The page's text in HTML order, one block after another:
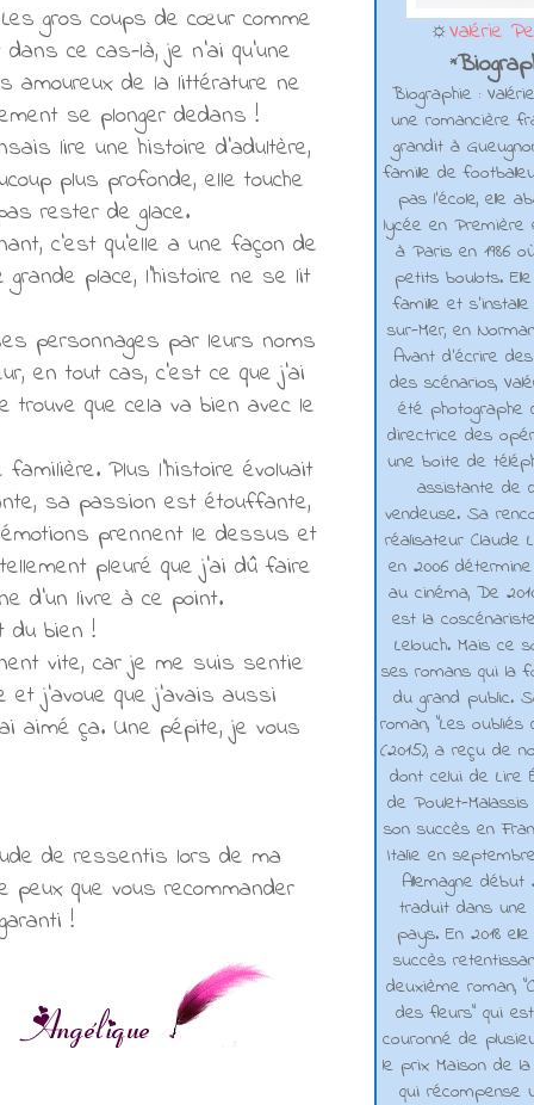
gros coups de cœur comme
ce cas-là, je n'ai qu'une
amoureux de la littérature ne
se plonger dedans !
lire une histoire d'adultère,
plus profonde, elle touche
rester de glace.
c'est qu'elle a une façon de
place, l'histoire ne se lit
personnages par leurs noms
en tout cas, c'est ce que j'ai
que cela va bien avec le
Plus l'histoire évoluait
sa passion est étouffante,
prennent le dessus et
pleuré que j'ai dû faire
d'un livre à ce point.
du bien !
vite, car je me suis sentie
et j'avoue que j'avais aussi
aimé ça. Une pépite, je vous
de ressentis lors de ma
que vous recommander
!
☼Valérie
*
Biographie :
une romancière
grandit à
famille de
pas l'école, elle
lycée en
à Paris en 1986
petits boulots.
famille et
sur-Mer, en
Avant d’écrire
des scénarios,
été photographe
directrice des
une boite de
assistante de
vendeuse. Sa
réalisateur Claude
en 2006
au cinéma, De
est la
Lelouch. Mais ce
ses romans qui la
du grand public.
roman, "Les oubliés
(2015), a reçu de
dont celui de Lire
de Poulet-
son succès en
Italie en
Allemagne début
traduit dans une
pays. En 2018
succès
deuxième roman,
des fleurs" qui
couronné de
le prix Maison de la
qui récompense